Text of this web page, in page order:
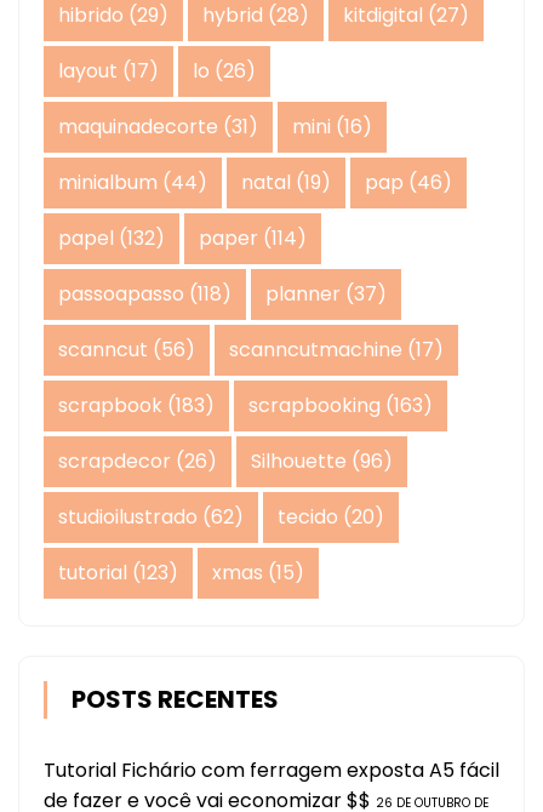
hibrido (29) hybrid (28) kitdigital (27)
layout (17) lo (26)
maquinadecorte (31) mini (16)
minialbum (44) natal (19) pap (46)
papel (132) paper (114)
passoapasso (118) planner (37)
scanncut (56) scanncutmachine (17)
scrapbook (183) scrapbooking (163)
scrapdecor (26) Silhouette (96)
studioilustrado (62) tecido (20)
tutorial (123) xmas (15)
POSTS RECENTES
Tutorial Fichário com ferragem exposta A5 fácil
de fazer e você vai economizar $$ 26 DE OUTUBRO DE